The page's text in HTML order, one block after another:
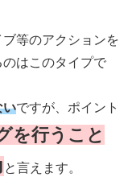
等のアクションを
はこのタイプで
いですが、ポイント
を行うこと
と言えます。